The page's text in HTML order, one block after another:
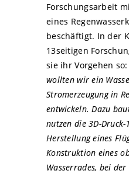
Forschungsarbeit
eines
beschäftigt. In der
13seitigen
sie ihr Vorgehen so:
wollten wir ein
Stromerzeugung in
entwickeln. Dazu
nutzen die 3D-
Herstellung eines
Konstruktion eines
Wasserrades, bei der